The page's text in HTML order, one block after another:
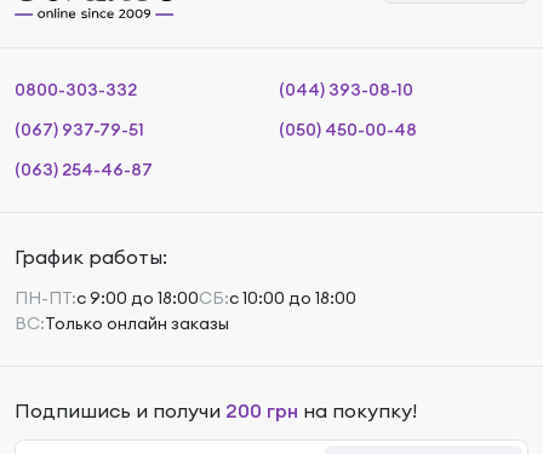
0800-303-332
(044) 393-08-10
(067) 937-79-51
(050) 450-00-48
(063) 254-46-87
График работы:
ПН-ПТ:с 9:00 до 18:00СБ:с 10:00 до 18:00
ВС:Только онлайн заказы
Подпишись и получи 200 грн на покупку!